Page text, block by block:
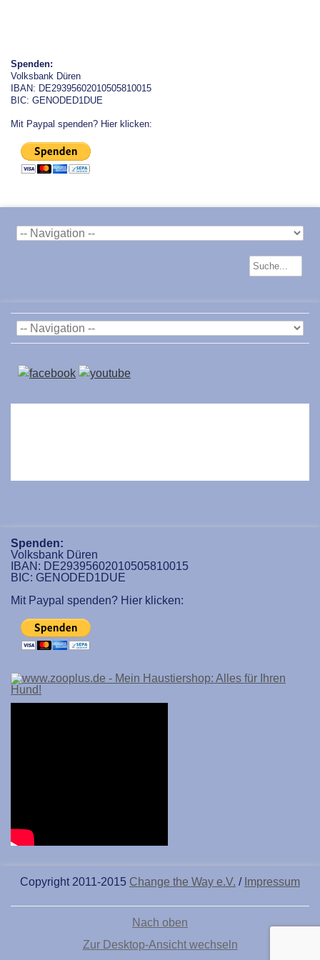
Spenden:
Volksbank Düren
IBAN: DE29395602010505810015
BIC: GENODED1DUE
Mit Paypal spenden? Hier klicken:
Spenden:
Volksbank Düren
IBAN: DE29395602010505810015
BIC: GENODED1DUE
Mit Paypal spenden? Hier klicken:
Copyright 2011-2015 Change the Way e.V. / Impressum
Nach oben
Zur Desktop-Ansicht wechseln